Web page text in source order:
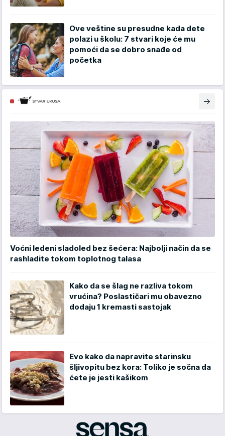
Ove veštine su presudne kada dete
polazi u školu: 7 stvari koje će mu
pomoći da se dobro snađe od
početka
Voćni ledeni sladoled bez šećera: Najbolji način da se
rashladite tokom toplotnog talasa
Kako da se šlag ne razliva tokom
vrućina? Poslastičari mu obavezno
dodaju 1 kremasti sastojak
Evo kako da napravite starinsku
šljivopitu bez kora: Toliko je sočna da
ćete je jesti kašikom